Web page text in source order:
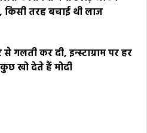
किसी तरह बचाई थी लाज
से गलती कर दी, इन्स्टाग्राम पर हर
खो देते हैं मोदी